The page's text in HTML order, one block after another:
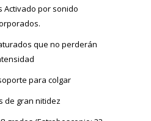
Activado por sonido
que no perderán
para colgar
de gran nitidez